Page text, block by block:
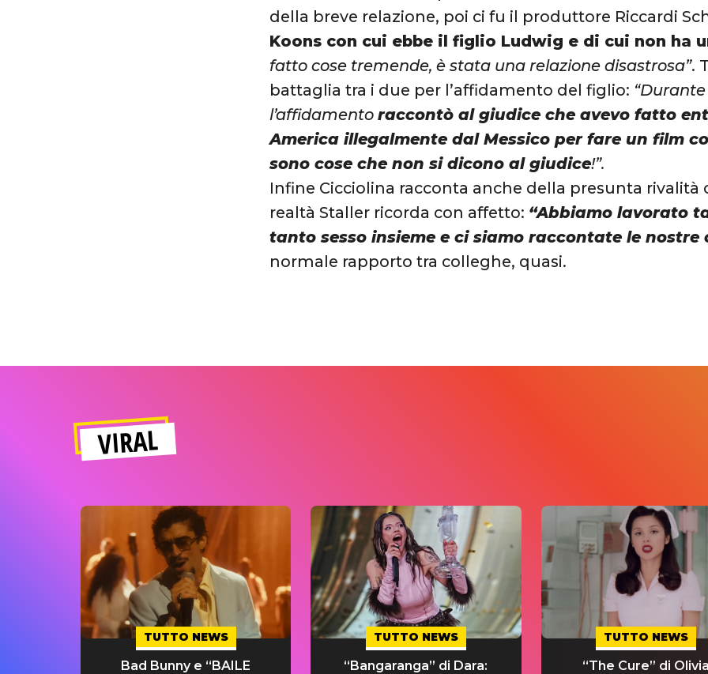
della breve relazione, poi ci fu il produttore Riccardi
Koons con cui ebbe il figlio Ludwig e di cui non ha
fatto cose tremende, è stata una relazione disastrosa”.
battaglia tra i due per l’affidamento del figlio:
l’affidamentoraccontò al giudice che avevo fatto
America illegalmente dal Messico per fare un film
sono cose che non si dicono al giudice!”.
Infine Cicciolina racconta anche della presunta rivalità
realtà Staller ricorda con affetto: “Abbiamo lavorato
tanto sesso insieme e ci siamo raccontate le nostre
normale rapporto tra colleghe, quasi.
VIRAL
TUTTO NEWS
Bad Bunny e “BAILE
TUTTO NEWS
“Bangaranga” di Dara:
TUTTO NEWS
“The Cure” di Olivia